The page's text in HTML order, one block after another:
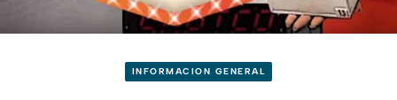
INFORMACION GENERAL